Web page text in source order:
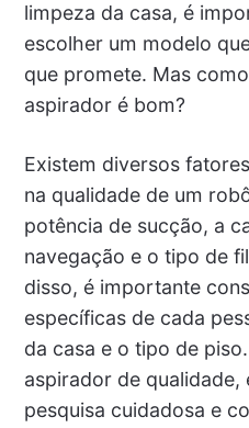
limpeza da casa, é
escolher um modelo
que promete. Mas
aspirador é bom?
Existem diversos
na qualidade de um
potência de sucção, a
navegação e o tipo de
disso, é importante
específicas de cada
da casa e o tipo de
aspirador de qualidade,
pesquisa cuidadosa e